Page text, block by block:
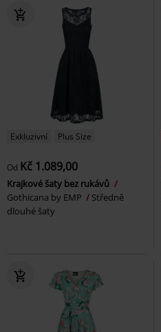
Exkluzivní Plus Size
Od Kč 1.089,00
Krajkové šaty bez rukávů
Gothicana by EMP
Středně
dlouhé šaty